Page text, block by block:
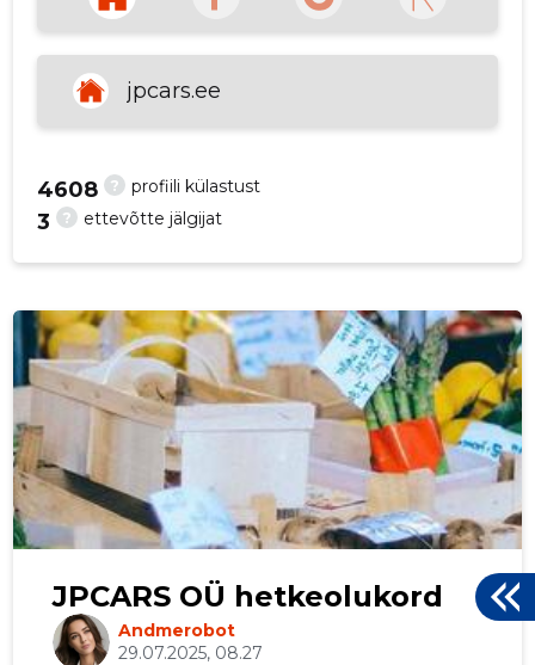
Reageerivad kiiresti ja kõik sujus
hästi
Allikas:google.com
VAATA ROHKEM
jpcars.ee
? profiili külastust
4608
? ettevõtte jälgijat
3
JPCARS OÜ hetkeolukord
Andmerobot
29.07.2025, 08.27